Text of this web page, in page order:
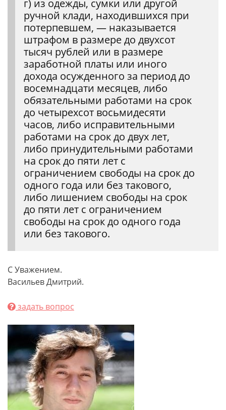
г) из одежды, сумки или другой
ручной клади, находившихся при
потерпевшем, — наказывается
штрафом в размере до двухсот
тысяч рублей или в размере
заработной платы или иного
дохода осужденного за период до
восемнадцати месяцев, либо
обязательными работами на срок
до четырехсот восьмидесяти
часов, либо исправительными
работами на срок до двух лет,
либо принудительными работами
на срок до пяти лет с
ограничением свободы на срок до
одного года или без такового,
либо лишением свободы на срок
до пяти лет с ограничением
свободы на срок до одного года
или без такового.
С Уважением.
Васильев Дмитрий.
задать вопрос